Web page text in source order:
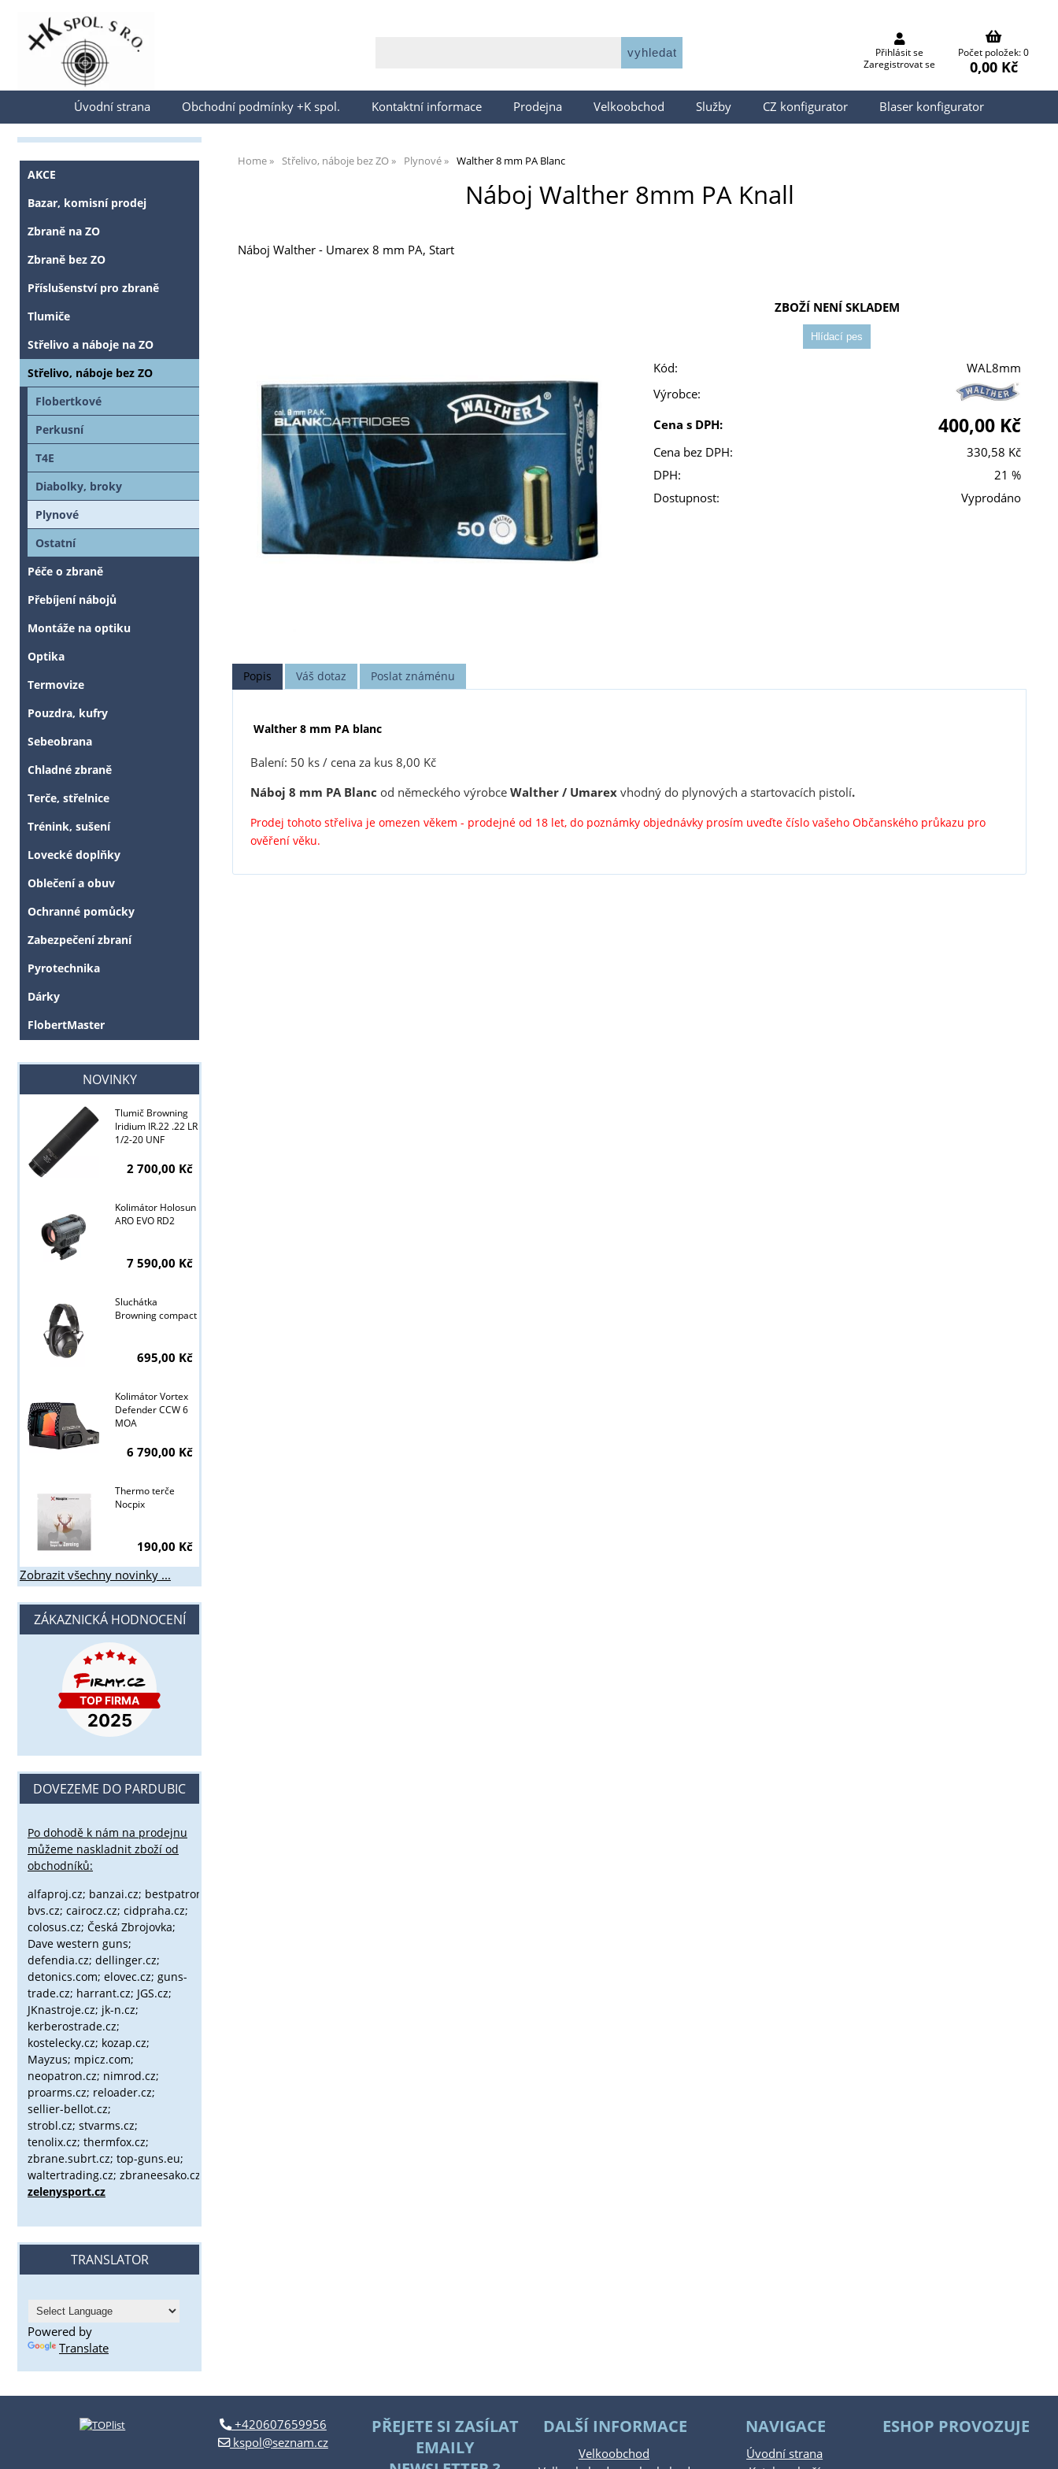
Přihlásit se
Přihlásit se
Zaregistrovat se
Počet položek: 0
0,00 Kč
Úvodní strana Obchodní podmínky +K spol. Kontaktní informace Prodejna Velkoobchod Služby CZ konfigurator Blaser konfigurator
Home Střelivo, náboje bez ZO Plynové Walther 8 mm PA Blanc
Náboj Walther 8mm PA Knall
Náboj Walther - Umarex 8 mm PA, Start
ZBOŽÍ NENÍ SKLADEM
Kód:
WAL8mm
Výrobce:
Cena s DPH:
400,00 Kč
Cena bez DPH:
330,58 Kč
DPH:
21 %
Dostupnost:
Vyprodáno
Popis Váš dotaz Poslat známénu
Walther 8 mm PA blanc
Balení: 50 ks / cena za kus 8,00 Kč
Náboj 8 mm PA Blanc od německého výrobceWalther / Umarexvhodný do plynových a startovacích pistolí.
Prodej tohoto střeliva je omezen věkem - prodejné od 18 let, do poznámky objednávky prosím uveďte číslo vašeho Občanského průkazu pro
ověření věku.
AKCE
Bazar, komisní prodej
Zbraně na ZO
Zbraně bez ZO
Příslušenství pro zbraně
Tlumiče
Střelivo a náboje na ZO
Střelivo, náboje bez ZO
Flobertkové
Perkusní
T4E
Diabolky, broky
Plynové
Ostatní
Péče o zbraně
Přebíjení nábojů
Montáže na optiku
Optika
Termovize
Pouzdra, kufry
Sebeobrana
Chladné zbraně
Terče, střelnice
Trénink, sušení
Lovecké doplňky
Oblečení a obuv
Ochranné pomůcky
Zabezpečení zbraní
Pyrotechnika
Dárky
FlobertMaster
NOVINKY
Tlumič Browning
Iridium IR.22 .22 LR
1/2-20 UNF
2 700,00 Kč
Kolimátor Holosun
ARO EVO RD2
7 590,00 Kč
Sluchátka
Browning compact
695,00 Kč
Kolimátor Vortex
Defender CCW 6
MOA
6 790,00 Kč
Thermo terče
Nocpix
190,00 Kč
Zobrazit všechny novinky ...
ZÁKAZNICKÁ HODNOCENÍ
DOVEZEME DO PARDUBIC
Po dohodě k nám na prodejnu
můžeme naskladnit zboží od
obchodníků:
alfaproj.cz; banzai.cz; bestpatron.eu;
bvs.cz; cairocz.cz; cidpraha.cz;
colosus.cz; Česká Zbrojovka;
Dave western guns;
defendia.cz; dellinger.cz;
detonics.com; elovec.cz; guns-
trade.cz; harrant.cz; JGS.cz;
JKnastroje.cz; jk-n.cz;
kerberostrade.cz;
kostelecky.cz; kozap.cz;
Mayzus; mpicz.com;
neopatron.cz; nimrod.cz;
proarms.cz; reloader.cz;
sellier-bellot.cz;
strobl.cz; stvarms.cz;
tenolix.cz; thermfox.cz;
zbrane.subrt.cz; top-guns.eu;
waltertrading.cz; zbraneesako.cz;
zelenysport.cz
TRANSLATOR
Powered by
Translate
+420607659956
kspol@seznam.cz
PŘEJETE SI ZASÍLAT
EMAILY
DALŠÍ INFORMACE
Velkoobchod
NAVIGACE
Úvodní strana
ESHOP PROVOZUJE